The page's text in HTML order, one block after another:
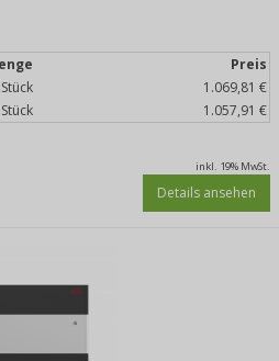
Preis
1.069,81 €
1.057,91 €
inkl. 19% MwSt.
Details ansehen